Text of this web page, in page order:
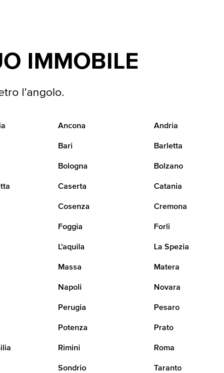
IMMOBILE
l’angolo.
Ancona Andria
Bari Barletta
Bologna Bolzano
Caserta Catania
Cosenza Cremona
Foggia Forli
L'aquila La Spezia
Massa Matera
Napoli Novara
Perugia Pesaro
Potenza Prato
Rimini Roma
Sondrio Taranto